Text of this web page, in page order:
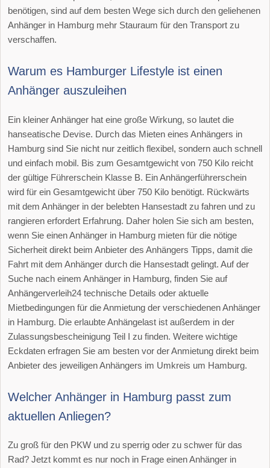
benötigen, sind auf dem besten Wege sich durch den geliehenen
Anhänger in Hamburg mehr Stauraum für den Transport zu
verschaffen.
Warum es Hamburger Lifestyle ist einen
Anhänger auszuleihen
Ein kleiner Anhänger hat eine große Wirkung, so lautet die
hanseatische Devise. Durch das Mieten eines Anhängers in
Hamburg sind Sie nicht nur zeitlich flexibel, sondern auch schnell
und einfach mobil. Bis zum Gesamtgewicht von 750 Kilo reicht
der gültige Führerschein Klasse B. Ein Anhängerführerschein
wird für ein Gesamtgewicht über 750 Kilo benötigt. Rückwärts
mit dem Anhänger in der belebten Hansestadt zu fahren und zu
rangieren erfordert Erfahrung. Daher holen Sie sich am besten,
wenn Sie einen Anhänger in Hamburg mieten für die nötige
Sicherheit direkt beim Anbieter des Anhängers Tipps, damit die
Fahrt mit dem Anhänger durch die Hansestadt gelingt. Auf der
Suche nach einem Anhänger in Hamburg, finden Sie auf
Anhängerverleih24 technische Details oder aktuelle
Mietbedingungen für die Anmietung der verschiedenen Anhänger
in Hamburg. Die erlaubte Anhängelast ist außerdem in der
Zulassungsbescheinigung Teil I zu finden. Weitere wichtige
Eckdaten erfragen Sie am besten vor der Anmietung direkt beim
Anbieter des jeweiligen Anhängers im Umkreis um Hamburg.
Welcher Anhänger in Hamburg passt zum
aktuellen Anliegen?
Zu groß für den PKW und zu sperrig oder zu schwer für das
Rad? Jetzt kommt es nur noch in Frage einen Anhänger in